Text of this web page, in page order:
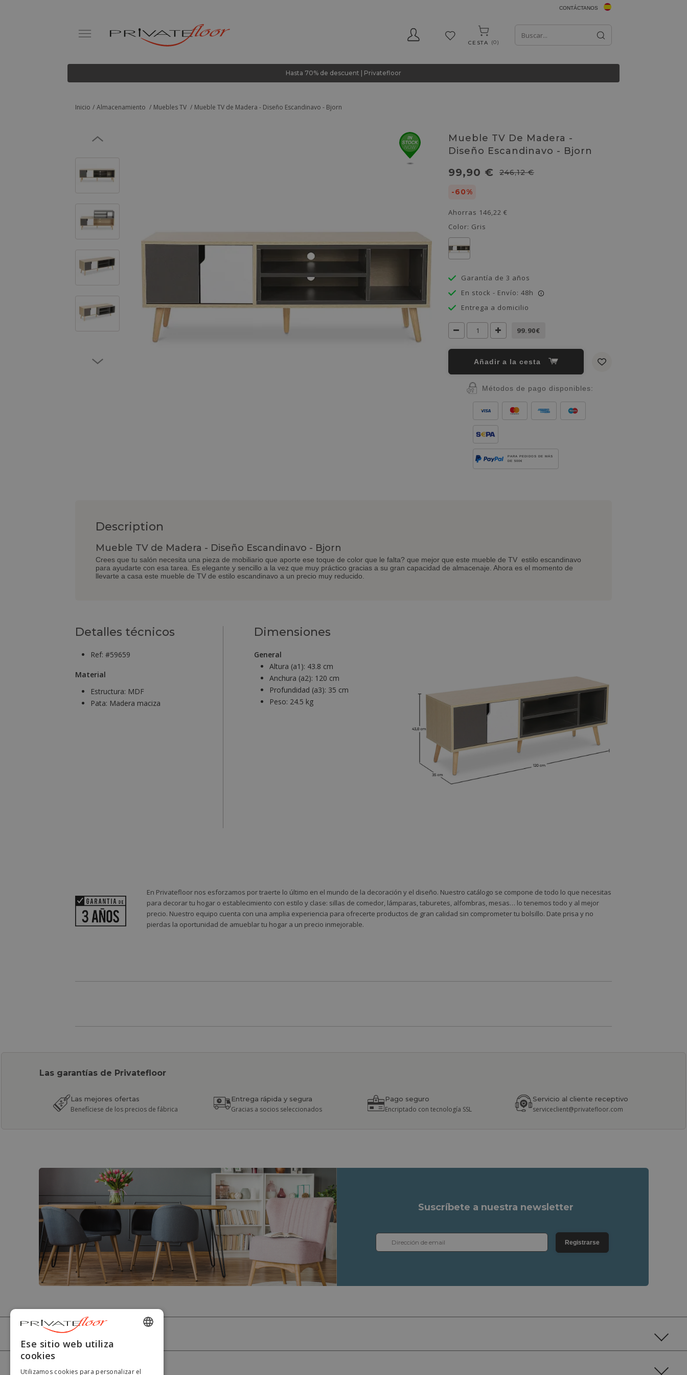
CONTÁCTANOS
CESTA 0
Hasta 70% de descuent | Privatefloor
Inicio Almacenamiento Muebles TV Mueble TV de Madera - Diseño Escandinavo - Bjorn
Mueble TV De Madera -
Diseño Escandinavo - Bjorn
99,90 € 246,12 €
-60%
Ahorras 146,22 €
Color: Gris
Garantía de 3 años
En stock - Envío: 48h
i
Entrega a domicilio
99.90€
Añadir a la cesta
Métodos de pago disponibles:
PARA PEDIDOS DE MÁS
DE 500€
Description
Mueble TV de Madera - Diseño Escandinavo - Bjorn
Crees que tu salón necesita una pieza de mobiliario que aporte ese toque de color que le falta? que mejor que este mueble de TV estilo escandinavo
para ayudarte con esa tarea. Es elegante y sencillo a la vez que muy práctico gracias a su gran capacidad de almacenaje. Ahora es el momento de
llevarte a casa este mueble de TV de estilo escandinavo a un precio muy reducido.
Detalles técnicos
Ref: #59659
Material
Estructura: MDF
Pata: Madera maciza
Dimensiones
General
Altura (a1): 43.8 cm
Anchura (a2): 120 cm
Profundidad (a3): 35 cm
Peso: 24.5 kg
En Privatefloor nos esforzamos por traerte lo último en el mundo de la decoración y el diseño. Nuestro catálogo se compone de todo lo que necesitas
para decorar tu hogar o establecimiento con estilo y clase: sillas de comedor, lámparas, taburetes, alfombras, mesas… lo tenemos todo y al mejor
precio. Nuestro equipo cuenta con una amplia experiencia para ofrecerte productos de gran calidad sin comprometer tu bolsillo. Date prisa y no
pierdas la oportunidad de amueblar tu hogar a un precio inmejorable.
Las garantías de Privatefloor
Las mejores ofertas
Benefíciese de los precios de fábrica
Entrega rápida y segura
Gracias a socios seleccionados
Pago seguro
Encriptado con tecnología SSL
Servicio al cliente receptivo
serviceclient@privatefloor.com
Suscríbete a nuestra newsletter
Registrarse
PRIVATEFLOOR
AYUDA
Ese sitio web utiliza
cookies
Utilizamos cookies para personalizar el